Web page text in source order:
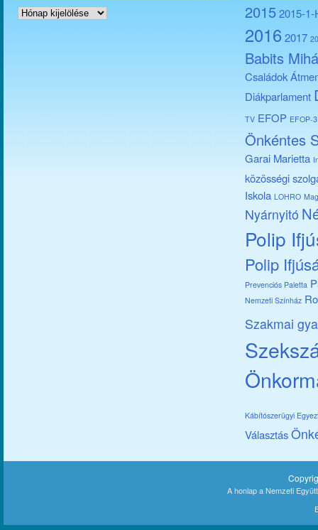
Archívum 20152015-1-
2016 2017
Babits
Családok
Diákparlament
TV EFOP EFOP-
Önkéntes
Garai Marietta
közösségi
Iskola LOHRO
Nyárnyitó
Polip
Polip
Prevenciós Paletta
Nemzeti Színház
Szakmai
Kábítószerügyi
Választás
A honlap a Nemzeti